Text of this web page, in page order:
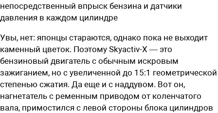
непосредственный впрыск бензина и датчики
давления в каждом цилиндре
Увы, нет: японцы стараются, однако пока не выходит
каменный цветок. Поэтому Skyactiv-X — это
бензиновый двигатель с обычным искровым
зажиганием, но с увеличенной до 15:1 геометрической
степенью сжатия. Да еще и с наддувом. Вот он,
нагнетатель с ременным приводом от коленчатого
вала, примостился с левой стороны блока цилиндров